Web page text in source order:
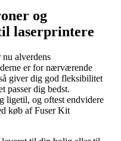
og
laserprintere
alverdens
er for nærværende
giver dig god fleksibilitet
passer dig bedst.
ligetil, og oftest endvidere
køb af Fuser Kit